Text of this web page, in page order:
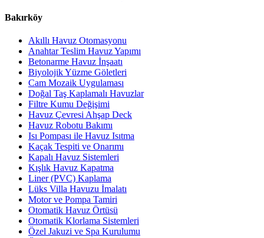
Bakırköy
Akıllı Havuz Otomasyonu
Anahtar Teslim Havuz Yapımı
Betonarme Havuz İnşaatı
Biyolojik Yüzme Göletleri
Cam Mozaik Uygulaması
Doğal Taş Kaplamalı Havuzlar
Filtre Kumu Değişimi
Havuz Çevresi Ahşap Deck
Havuz Robotu Bakımı
Isı Pompası ile Havuz Isıtma
Kaçak Tespiti ve Onarımı
Kapalı Havuz Sistemleri
Kışlık Havuz Kapatma
Liner (PVC) Kaplama
Lüks Villa Havuzu İmalatı
Motor ve Pompa Tamiri
Otomatik Havuz Örtüsü
Otomatik Klorlama Sistemleri
Özel Jakuzi ve Spa Kurulumu